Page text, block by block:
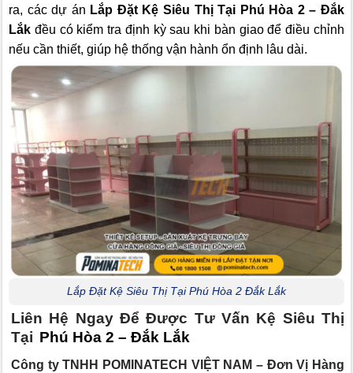
ra, các dự án Lắp Đặt Kệ Siêu Thị Tại Phú Hòa 2 – Đắk
Lắk đều có kiểm tra định kỳ sau khi bàn giao để điều chỉnh
nếu cần thiết, giúp hệ thống vận hành ổn định lâu dài.
Lắp Đặt Kệ Siêu Thị Tại Phú Hòa 2 Đắk Lắk
Liên Hệ Ngay Để Được Tư Vấn Kệ Siêu Thị
Tại Phú Hòa 2 – Đắk Lắk
Công ty TNHH POMINATECH VIỆT NAM – Đơn Vị Hàng